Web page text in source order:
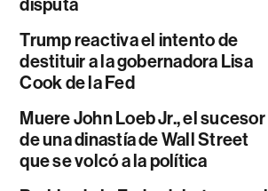
disputa
Trump reactiva el intento de
destituir a la gobernadora Lisa
Cook de la Fed
Muere John Loeb Jr., el sucesor
de una dinastía de Wall Street
que se volcó a la política